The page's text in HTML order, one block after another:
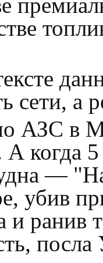
сети, а
АЗС в
А когда
—
убив
и ранив